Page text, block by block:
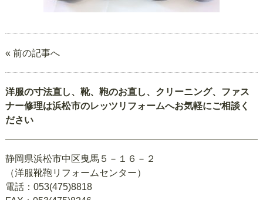
« 前の記事へ
洋服の寸法直し、靴、鞄のお直し、クリーニング、ファス
ナー修理は浜松市のレッツリフォームへお気軽にご相談く
ださい
静岡県浜松市中区曳馬５－１６－２
（洋服靴鞄リフォームセンター）
電話：053(475)8818